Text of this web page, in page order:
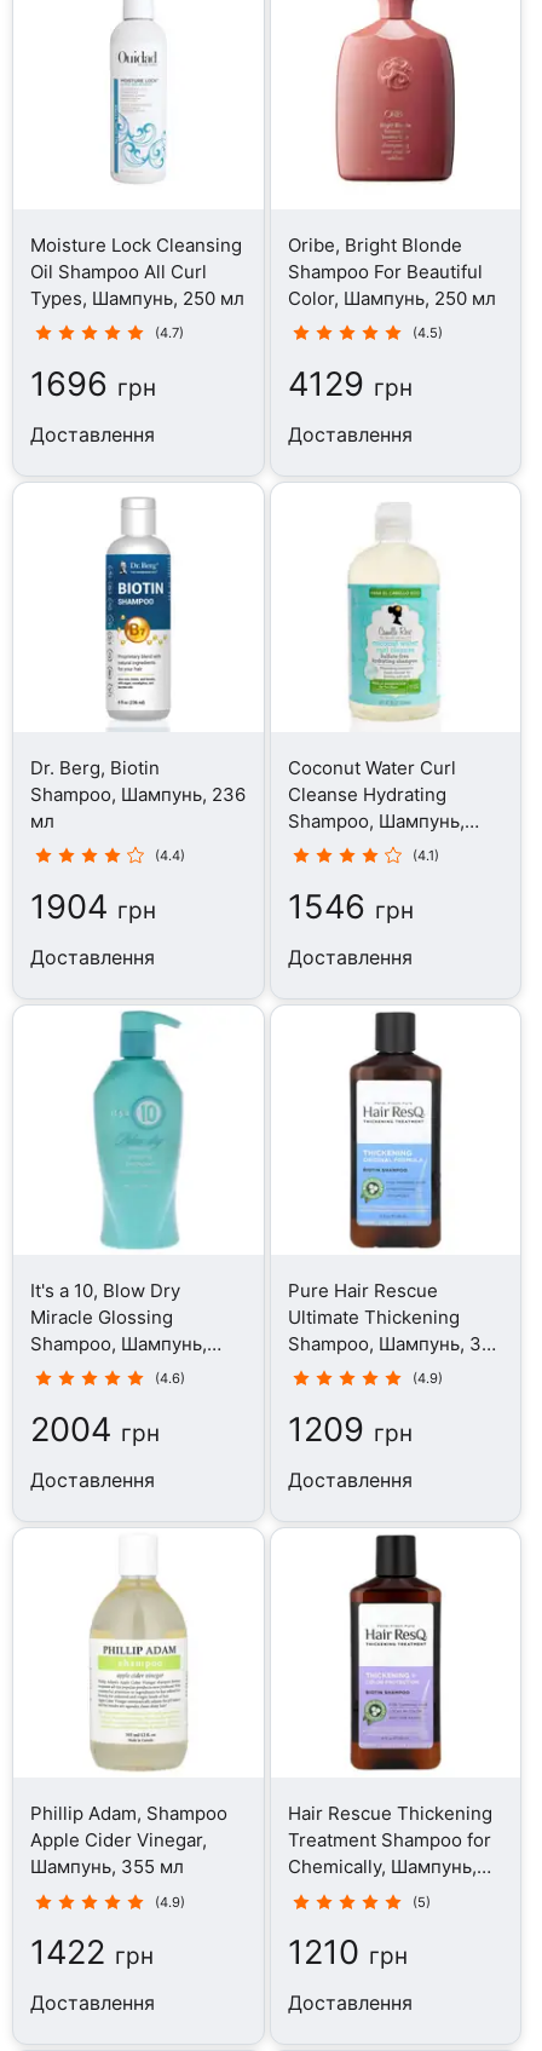
Moisture Lock Cleansing
Oil Shampoo All Curl
Types, Шампунь, 250 мл
(4.7)
1696 грн
Доставлення
Oribe, Bright Blonde
Shampoo For Beautiful
Color, Шампунь, 250 мл
(4.5)
4129 грн
Доставлення
Dr. Berg, Biotin
Shampoo, Шампунь, 236
мл
(4.4)
1904 грн
Доставлення
Coconut Water Curl
Cleanse Hydrating
Shampoo, Шампунь,
354 мл
(4.1)
1546 грн
Доставлення
It's a 10, Blow Dry
Miracle Glossing
Shampoo, Шампунь,
295.7 мл
(4.6)
2004 грн
Доставлення
Pure Hair Rescue
Ultimate Thickening
Shampoo, Шампунь, 355
мл
(4.9)
1209 грн
Доставлення
Phillip Adam, Shampoo
Apple Cider Vinegar,
Шампунь, 355 мл
(4.9)
1422 грн
Доставлення
Hair Rescue Thickening
Treatment Shampoo for
Chemically, Шампунь,
355 мл
(5)
1210 грн
Доставлення